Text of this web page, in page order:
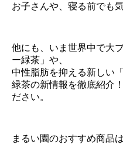
お子さんや、寝る前でも
他にも、いま世界中で大
ー緑茶」や、
中性脂肪を抑える新しい
緑茶の新情報を徹底紹介
ださい。
まるい園のおすすめ商品は